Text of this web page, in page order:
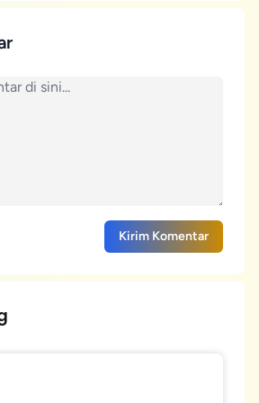
Kirim Komentar